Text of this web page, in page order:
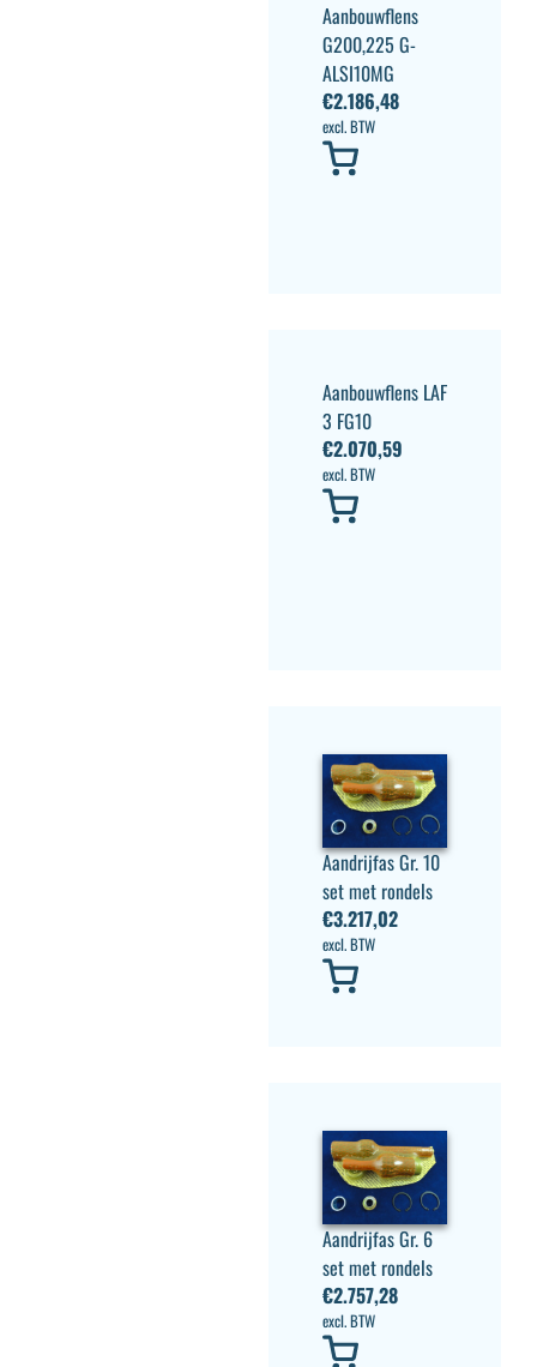
Aanbouwflens
G200,225 G-
ALSI10MG
€2.186,48
excl. BTW
Aanbouwflens LAF
3 FG10
€2.070,59
excl. BTW
Aandrijfas Gr. 10
set met rondels
€3.217,02
excl. BTW
Aandrijfas Gr. 6
set met rondels
€2.757,28
excl. BTW